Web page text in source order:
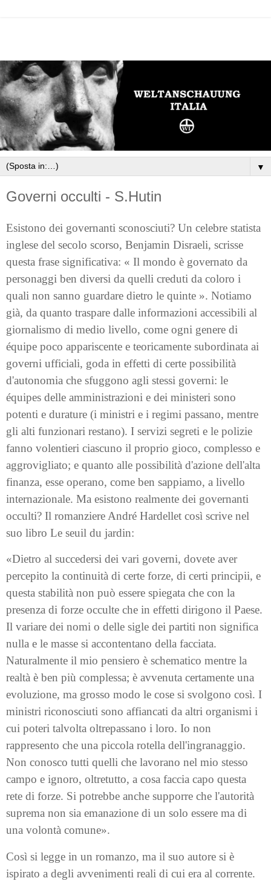
▼
Governi occulti - S.Hutin
Esistono dei governanti sconosciuti? Un celebre statista
inglese del secolo scorso, Benjamin Disraeli, scrisse
questa frase significativa: « Il mondo è governato da
personaggi ben diversi da quelli creduti da coloro i
quali non sanno guardare dietro le quinte ». Notiamo
già, da quanto traspare dalle informazioni accessibili al
giornalismo di medio livello, come ogni genere di
équipe poco appariscente e teoricamente subordinata ai
governi ufficiali, goda in effetti di certe possibilità
d'autonomia che sfuggono agli stessi governi: le
équipes delle amministrazioni e dei ministeri sono
potenti e durature (i ministri e i regimi passano, mentre
gli alti funzionari restano). I servizi segreti e le polizie
fanno volentieri ciascuno il proprio gioco, complesso e
aggrovigliato; e quanto alle possibilità d'azione dell'alta
finanza, esse operano, come ben sappiamo, a livello
internazionale. Ma esistono realmente dei governanti
occulti? Il romanziere André Hardellet così scrive nel
suo libro Le seuil du jardin:
«Dietro al succedersi dei vari governi, dovete aver
percepito la continuità di certe forze, di certi principii, e
questa stabilità non può essere spiegata che con la
presenza di forze occulte che in effetti dirigono il Paese.
Il variare dei nomi o delle sigle dei partiti non significa
nulla e le masse si accontentano della facciata.
Naturalmente il mio pensiero è schematico mentre la
realtà è ben più complessa; è avvenuta certamente una
evoluzione, ma grosso modo le cose si svolgono così. I
ministri riconosciuti sono affiancati da altri organismi i
cui poteri talvolta oltrepassano i loro. Io non
rappresento che una piccola rotella dell'ingranaggio.
Non conosco tutti quelli che lavorano nel mio stesso
campo e ignoro, oltretutto, a cosa faccia capo questa
rete di forze. Si potrebbe anche supporre che l'autorità
suprema non sia emanazione di un solo essere ma di
una volontà comune».
Così si legge in un romanzo, ma il suo autore si è
ispirato a degli avvenimenti reali di cui era al corrente.